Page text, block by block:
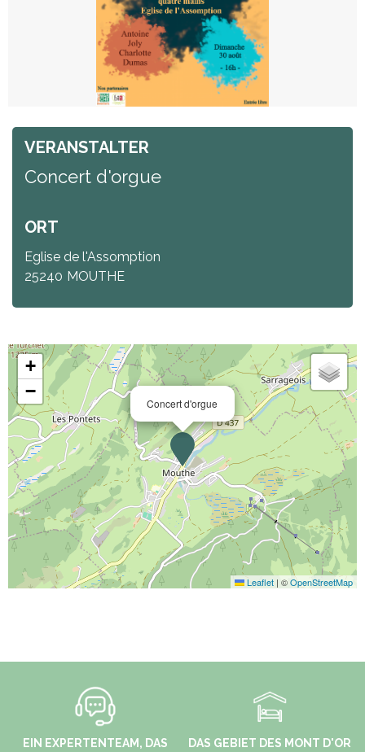
VERANSTALTER
Concert d'orgue
ORT
Eglise de l'Assomption
25240 MOUTHE
Concert d'orgue
+
−
Leaflet | ©OpenStreetMap
EIN EXPERTENTEAM, DAS
DAS GEBIET DES MONT D'OR